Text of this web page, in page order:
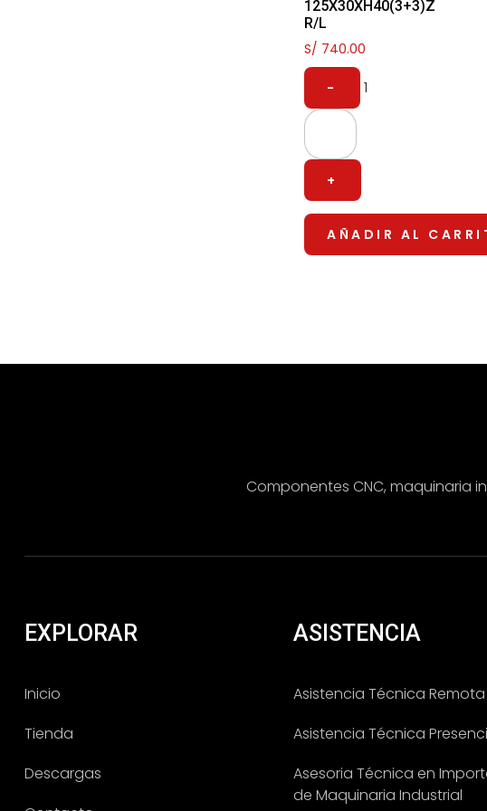
125X30XH40(3+3)Z
R/L
S/ 740.00
- 1
+
AÑADIR AL
Componentes CNC, maquinaria
EXPLORAR
Inicio
Tienda
Descargas
ASISTENCIA
Asistencia Técnica Remota
Asistencia Técnica
Asesoria Técnica en
de Maquinaria Industrial